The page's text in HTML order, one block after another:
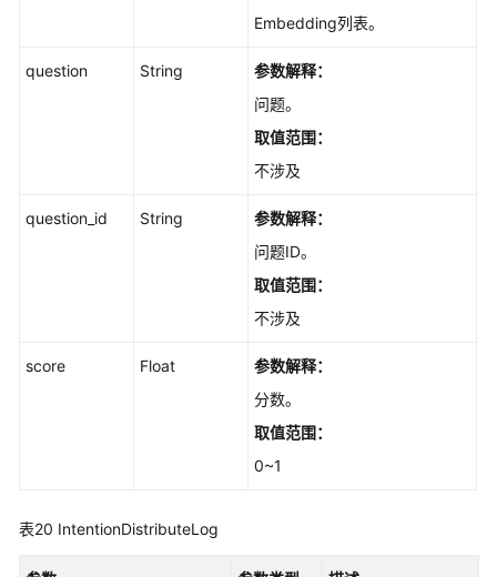
Embedding列表。
question String
参数解释：
问题。
取值范围：
不涉及
question_id String
参数解释：
问题ID。
取值范围：
不涉及
score Float
参数解释：
分数。
取值范围：
0~1
表20 IntentionDistributeLog